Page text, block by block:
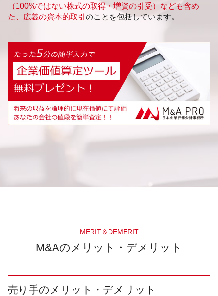
（100%ではない株式の取得・増資の引受）なども含め
た、広義の資本的取引 のことを包括しています。
MERIT＆DEMERIT
M&Aのメリット・デメリット
売り手のメリット・デメリット